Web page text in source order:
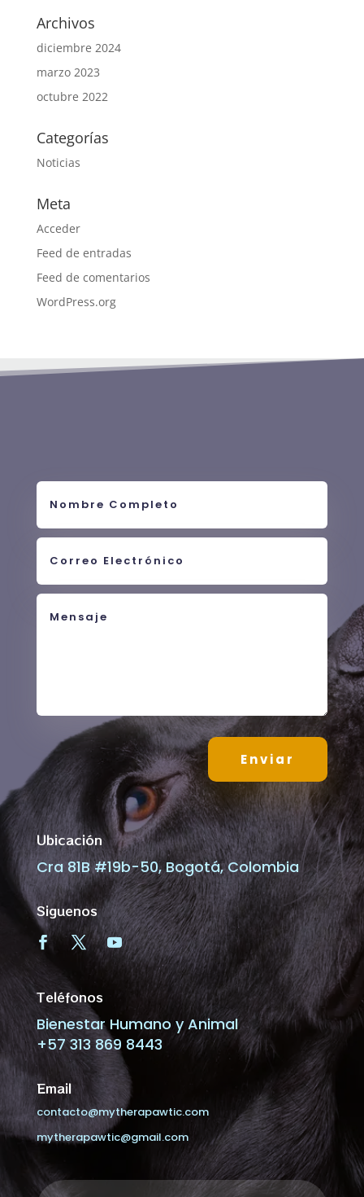
Archivos
diciembre 2024
marzo 2023
octubre 2022
Categorías
Noticias
Meta
Acceder
Feed de entradas
Feed de comentarios
WordPress.org
Enviar
Ubicación
Cra 81B #19b-50, Bogotá, Colombia
Siguenos
Teléfonos
Bienestar Humano y Animal
+57 313 869 8443
Email
contacto@mytherapawtic.com
mytherapawtic@gmail.com